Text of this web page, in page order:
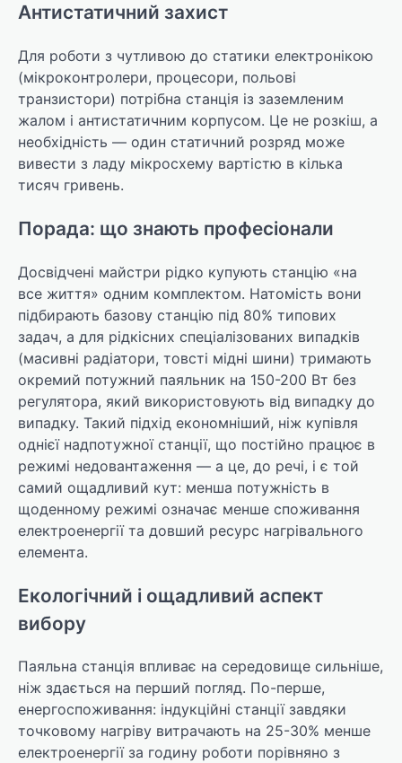
Антистатичний захист
Для роботи з чутливою до статики електронікою
(мікроконтролери, процесори, польові
транзистори) потрібна станція із заземленим
жалом і антистатичним корпусом. Це не розкіш, а
необхідність — один статичний розряд може
вивести з ладу мікросхему вартістю в кілька
тисяч гривень.
Порада: що знають професіонали
Досвідчені майстри рідко купують станцію «на
все життя» одним комплектом. Натомість вони
підбирають базову станцію під 80% типових
задач, а для рідкісних спеціалізованих випадків
(масивні радіатори, товсті мідні шини) тримають
окремий потужний паяльник на 150-200 Вт без
регулятора, який використовують від випадку до
випадку. Такий підхід економніший, ніж купівля
однієї надпотужної станції, що постійно працює в
режимі недовантаження — а це, до речі, і є той
самий ощадливий кут: менша потужність в
щоденному режимі означає менше споживання
електроенергії та довший ресурс нагрівального
елемента.
Екологічний і ощадливий аспект
вибору
Паяльна станція впливає на середовище сильніше,
ніж здається на перший погляд. По-перше,
енергоспоживання: індукційні станції завдяки
точковому нагріву витрачають на 25-30% менше
електроенергії за годину роботи порівняно з